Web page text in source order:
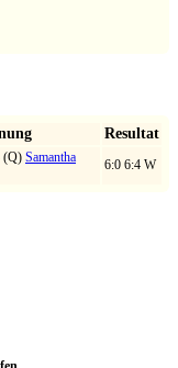
Resultat
(Q) Samantha
6:0 6:4 W